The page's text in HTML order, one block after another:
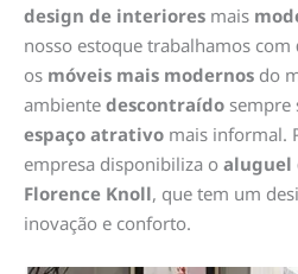
design de interiores mais
nosso estoque trabalhamos com
os móveis mais modernos do
ambiente descontraído sempre
espaço atrativo mais informal.
empresa disponibiliza o aluguel
Florence Knoll, que tem um
inovação e conforto.